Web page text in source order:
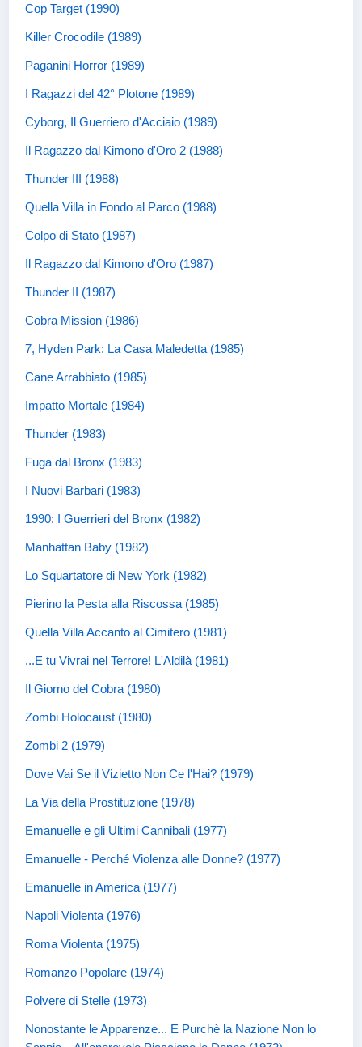
Cop Target (1990)
Killer Crocodile (1989)
Paganini Horror (1989)
I Ragazzi del 42° Plotone (1989)
Cyborg, Il Guerriero d'Acciaio (1989)
Il Ragazzo dal Kimono d'Oro 2 (1988)
Thunder III (1988)
Quella Villa in Fondo al Parco (1988)
Colpo di Stato (1987)
Il Ragazzo dal Kimono d'Oro (1987)
Thunder II (1987)
Cobra Mission (1986)
7, Hyden Park: La Casa Maledetta (1985)
Cane Arrabbiato (1985)
Impatto Mortale (1984)
Thunder (1983)
Fuga dal Bronx (1983)
I Nuovi Barbari (1983)
1990: I Guerrieri del Bronx (1982)
Manhattan Baby (1982)
Lo Squartatore di New York (1982)
Pierino la Pesta alla Riscossa (1985)
Quella Villa Accanto al Cimitero (1981)
...E tu Vivrai nel Terrore! L'Aldilà (1981)
Il Giorno del Cobra (1980)
Zombi Holocaust (1980)
Zombi 2 (1979)
Dove Vai Se il Vizietto Non Ce l'Hai? (1979)
La Via della Prostituzione (1978)
Emanuelle e gli Ultimi Cannibali (1977)
Emanuelle - Perché Violenza alle Donne? (1977)
Emanuelle in America (1977)
Napoli Violenta (1976)
Roma Violenta (1975)
Romanzo Popolare (1974)
Polvere di Stelle (1973)
Nonostante le Apparenze... E Purchè la Nazione Non lo